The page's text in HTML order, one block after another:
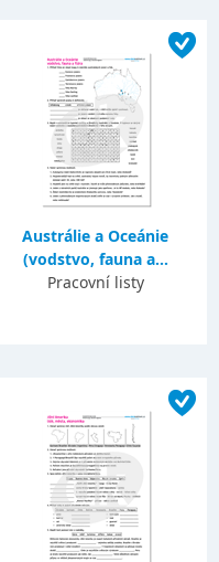
Austrálie a Oceánie
(vodstvo, fauna a...
Pracovní listy